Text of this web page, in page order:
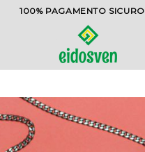
100% PAGAMENTO SICURO